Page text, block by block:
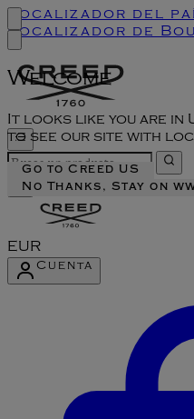
Welcome
It looks like you are in
to see our site with
Go to Creed US
No Thanks, Stay on
Localizador del
Localizador de
EUR
Cuenta